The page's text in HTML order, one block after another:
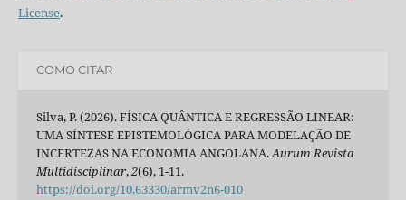
License.
COMO CITAR
Silva, P. (2026). FÍSICA QUÂNTICA E REGRESSÃO LINEAR:
UMA SÍNTESE EPISTEMOLÓGICA PARA MODELAÇÃO DE
INCERTEZAS NA ECONOMIA ANGOLANA.Aurum Revista
Multidisciplinar,2(6), 1-11.
https://doi.org/10.63330/armv2n6-010